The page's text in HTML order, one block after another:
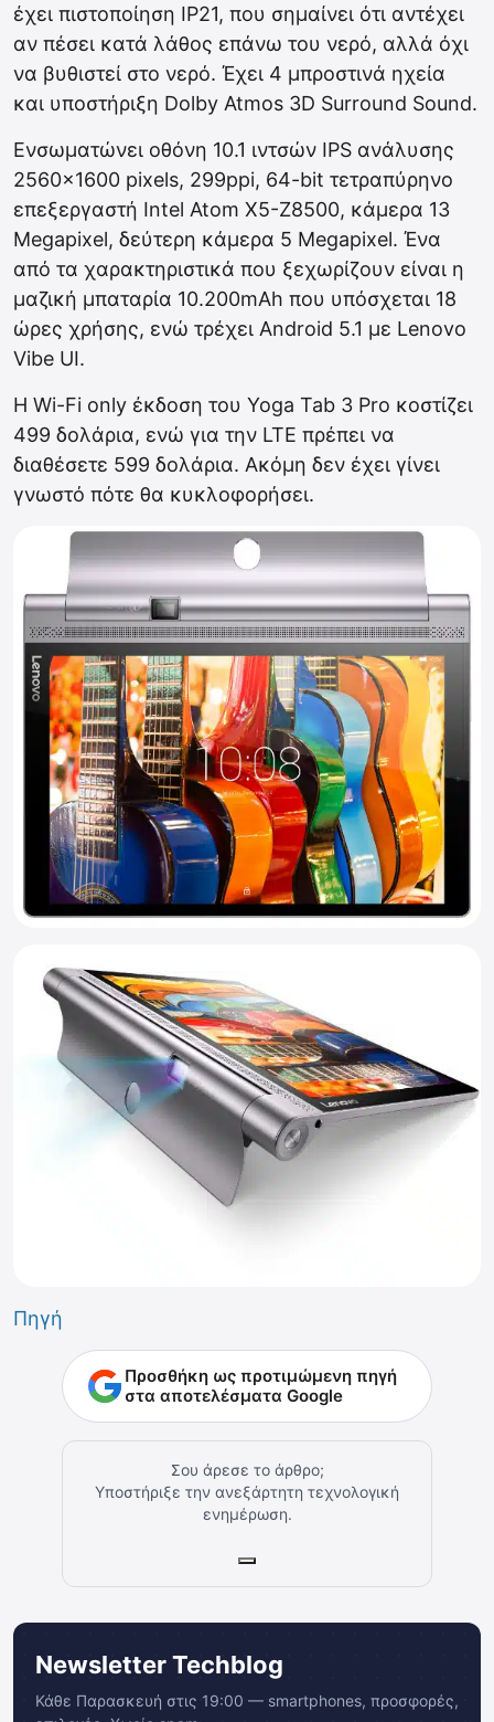
έχει πιστοποίηση IP21, που σημαίνει ότι αντέχει
αν πέσει κατά λάθος επάνω του νερό, αλλά όχι
να βυθιστεί στο νερό. Έχει 4 μπροστινά ηχεία
και υποστήριξη Dolby Atmos 3D Surround Sound.
Ενσωματώνει οθόνη 10.1 ιντσών IPS ανάλυσης
2560×1600 pixels, 299ppi, 64-bit τετραπύρηνο
επεξεργαστή Intel Atom X5-Z8500, κάμερα 13
Megapixel, δεύτερη κάμερα 5 Megapixel. Ένα
από τα χαρακτηριστικά που ξεχωρίζουν είναι η
μαζική μπαταρία 10.200mAh που υπόσχεται 18
ώρες χρήσης, ενώ τρέχει Android 5.1 με Lenovo
Vibe UI.
Η Wi-Fi only έκδοση του Yoga Tab 3 Pro κοστίζει
499 δολάρια, ενώ για την LTE πρέπει να
διαθέσετε 599 δολάρια. Ακόμη δεν έχει γίνει
γνωστό πότε θα κυκλοφορήσει.
Πηγή
Προσθήκη ως προτιμώμενη πηγή
στα αποτελέσματα Google
Σου άρεσε το άρθρο;
Υποστήριξε την ανεξάρτητη τεχνολογική
ενημέρωση.
Newsletter Techblog
Κάθε Παρασκευή στις 19:00 — smartphones, προσφορές,